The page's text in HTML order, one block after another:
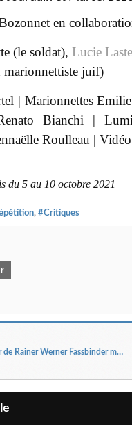
en
(le soldat), Lucie
juif)
| Marionnettes
Bianchi |
Roulleau |
du 5 au 10 octobre 2021
, #Critiques
Huit heures ne font pas un jour de Rainer Werner Fassbinder mise en scène Julie Deliquet